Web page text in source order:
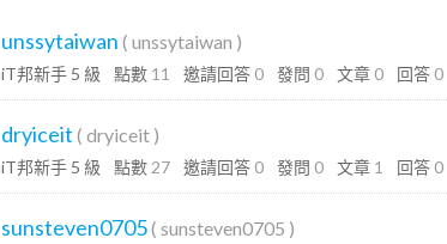
unssytaiwan ( unssytaiwan )
iT邦新手 5 級 點數 11 邀請回答 0 發問 0 文章 0 回答 0
dryiceit ( dryiceit )
iT邦新手 5 級 點數 27 邀請回答 0 發問 0 文章 1 回答 0
sunsteven0705( sunsteven0705 )